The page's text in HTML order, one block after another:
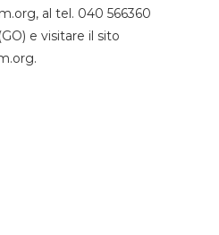
al tel. 040 566360
e visitare il sito